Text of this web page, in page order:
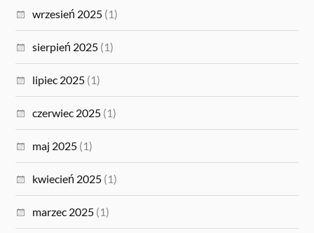
wrzesień 2025 (1)
sierpień 2025 (1)
lipiec 2025 (1)
czerwiec 2025 (1)
maj 2025 (1)
kwiecień 2025 (1)
marzec 2025 (1)